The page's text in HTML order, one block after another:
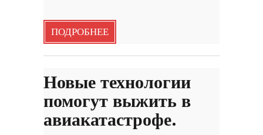
ПОДРОБНЕЕ
Новые технологии
помогут выжить в
авиакатастрофе.